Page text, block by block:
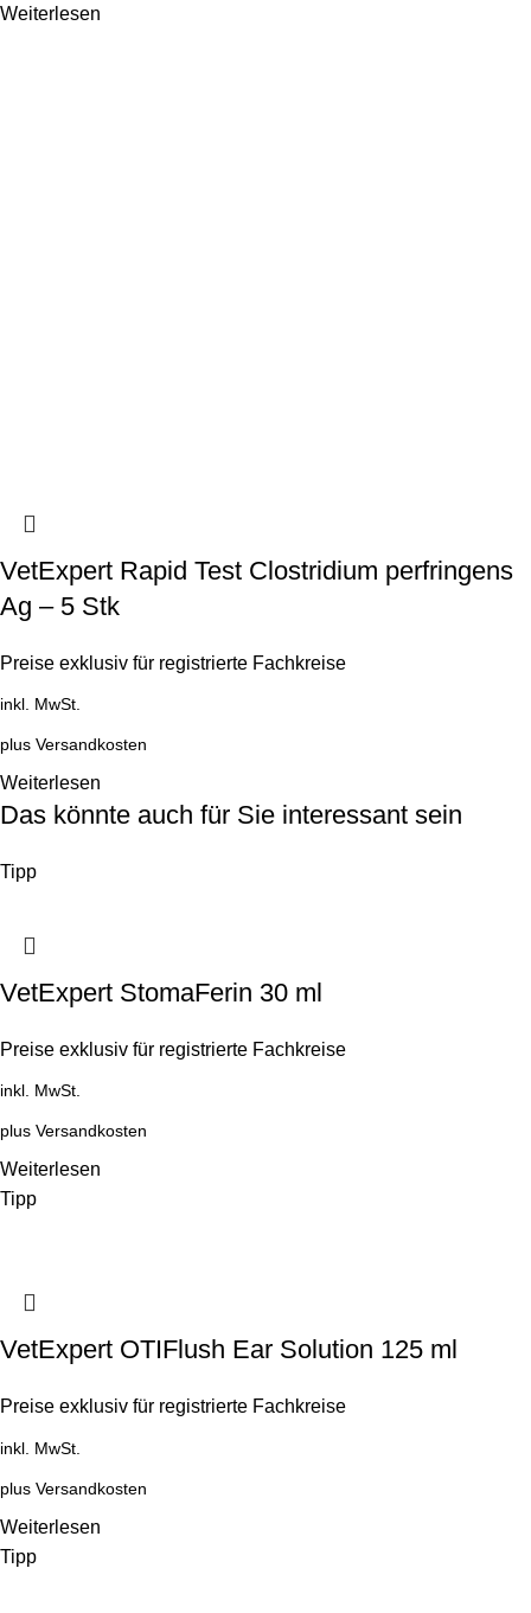
Weiterlesen
VetExpert Rapid Test Clostridium perfringens
Ag – 5 Stk
Preise exklusiv für registrierte Fachkreise
inkl. MwSt.
plus Versandkosten
Weiterlesen
Das könnte auch für Sie interessant sein
Tipp
VetExpert StomaFerin 30 ml
Preise exklusiv für registrierte Fachkreise
inkl. MwSt.
plus Versandkosten
Weiterlesen
Tipp
VetExpert OTIFlush Ear Solution 125 ml
Preise exklusiv für registrierte Fachkreise
inkl. MwSt.
plus Versandkosten
Weiterlesen
Tipp